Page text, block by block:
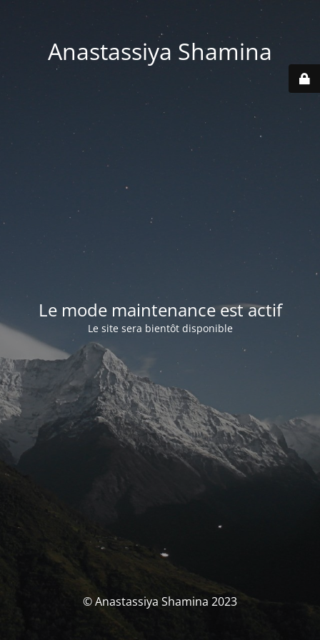
Anastassiya Shamina
Le mode maintenance est actif
Le site sera bientôt disponible
© Anastassiya Shamina 2023